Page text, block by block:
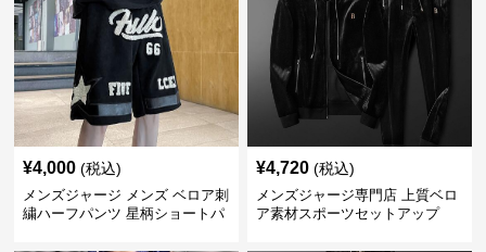
¥4,000 (税込)
メンズジャージ メンズ ベロア刺
繍ハーフパンツ 星柄ショートパ
¥4,720 (税込)
メンズジャージ専門店 上質ベロ
ア素材スポーツセットアップ